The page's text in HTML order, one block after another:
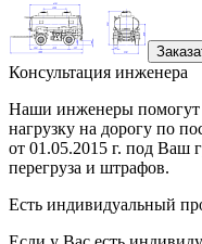
Консультация инженера
Наши инженеры помогут
нагрузку на дорогу по
от 01.05.2015 г. под Ваш
перегруза и штрафов.
Есть индивидуальный